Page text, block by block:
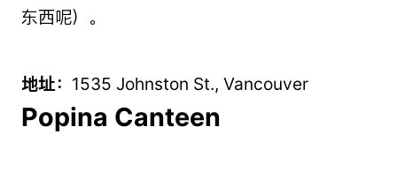
东西呢）。
地址： 1535 Johnston St., Vancouver
Popina Canteen